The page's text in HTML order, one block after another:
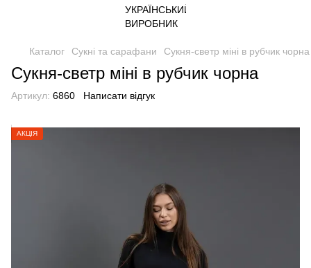
Каталог Сукні та сарафани Сукня-светр міні в рубчик чорна
Сукня-светр міні в рубчик чорна
Артикул: 6860 Написати відгук
АКЦІЯ